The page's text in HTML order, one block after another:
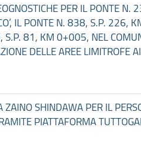
PER IL PONTE N.
IL PONTE N. 838, S.P. 226,
S.P. 81, KM 0+005, NEL
DELLE AREE LIMITROFE
SHINDAWA PER IL
PIATTAFORMA